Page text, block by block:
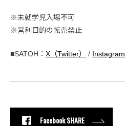
※未就学児入場不可
※営利目的の転売禁止
■SATOH： X（Twitter） / Instagram
Facebook SHARE